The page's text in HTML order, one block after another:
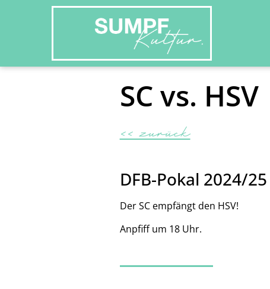
SC vs. HSV
<< zurück
DFB-Pokal 2024/25
Der SC empfängt den HSV!
Anpfiff um 18 Uhr.